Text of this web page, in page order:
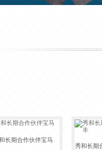
长期合作伙伴宝马
秀和长期